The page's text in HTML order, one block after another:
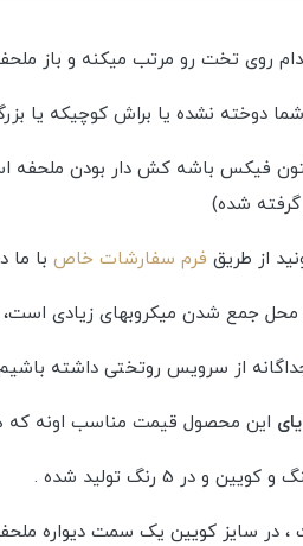
روی تخت رو مرتب میکنه و باز
دوخته نشده یا براش کوچیکه یا
فیکس باشه کش دار بودن ملحفه
از طریق فرم سفارشات خاص با ما
جمع شدن میکروبهای زیادی است،
از سرویس روتختی داشته
این محصول قیمت مناسب اونه که
5 رنگ تولید شده .
در سایز کویین یک سمت دیواره